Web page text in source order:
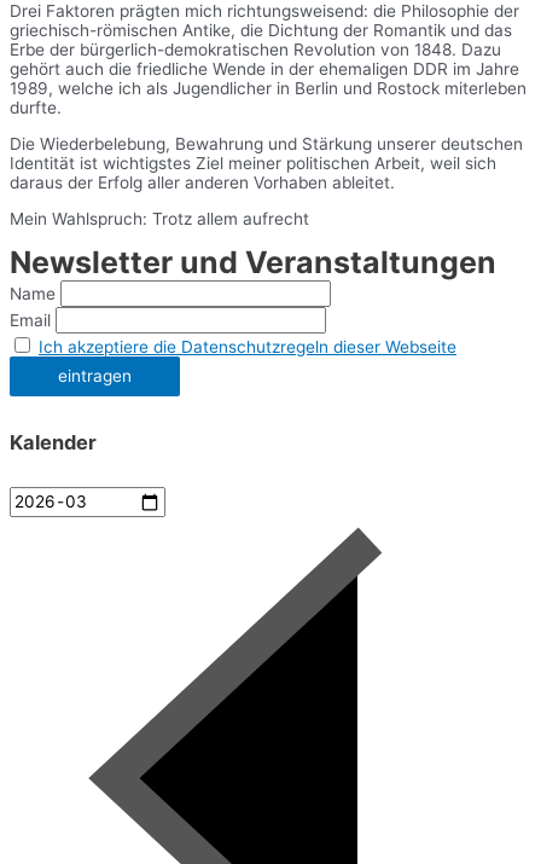
Drei Faktoren prägten mich richtungsweisend: die Philosophie der
griechisch-römischen Antike, die Dichtung der Romantik und das
Erbe der bürgerlich-demokratischen Revolution von 1848. Dazu
gehört auch die friedliche Wende in der ehemaligen DDR im Jahre
1989, welche ich als Jugendlicher in Berlin und Rostock miterleben
durfte.
Die Wiederbelebung, Bewahrung und Stärkung unserer deutschen
Identität ist wichtigstes Ziel meiner politischen Arbeit, weil sich
daraus der Erfolg aller anderen Vorhaben ableitet.
Mein Wahlspruch: Trotz allem aufrecht
Newsletter und Veranstaltungen
Name
Email
Ich akzeptiere die Datenschutzregeln dieser Webseite
Kalender